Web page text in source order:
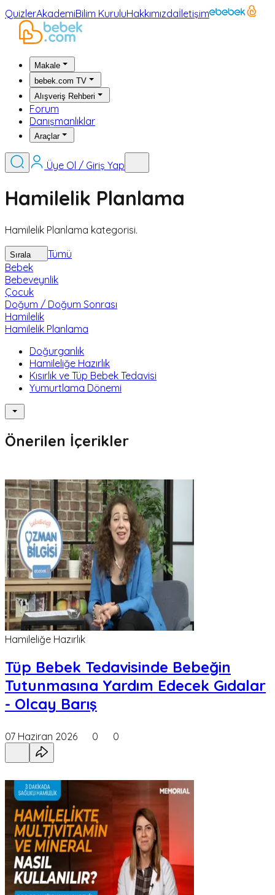
QuizlerAkademiBilim KuruluHakkımızdaİletişim
Makale
bebek.com TV
Alışveriş Rehberi
Forum
Danışmanlıklar
Araçlar
Üye Ol / Giriş Yap
Hamilelik Planlama
Hamilelik Planlama kategorisi.
Sırala
Tümü
Bebek
Bebeveynlik
Çocuk
Doğum / Doğum Sonrası
Hamilelik
Hamilelik Planlama
Doğurganlık
Hamileliğe Hazırlık
Kısırlık ve Tüp Bebek Tedavisi
Yumurtlama Dönemi
Önerilen İçerikler
Hamileliğe Hazırlık
Tüp Bebek Tedavisinde Bebeğin
Tutunmasına Yardım Edecek Gıdalar
- Olcay Barış
07 Haziran 2026 0 0